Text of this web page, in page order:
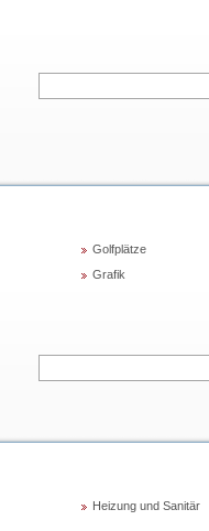
Golfplätze
Grafik
Heizung und Sanitär